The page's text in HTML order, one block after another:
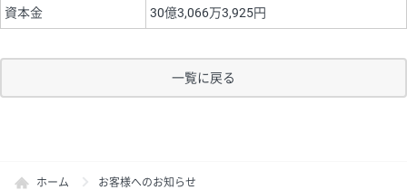
資本金 30億3,066万3,925円
一覧に戻る
ホーム お客様へのお知らせ